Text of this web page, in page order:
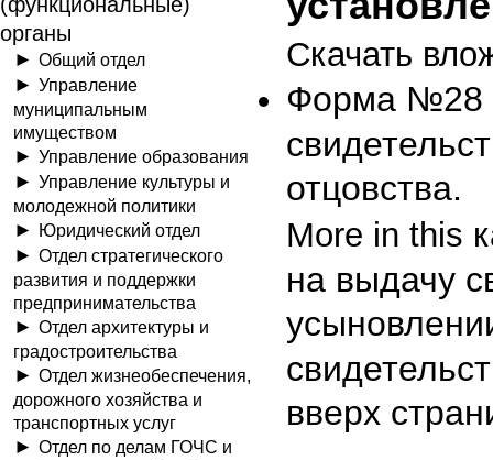
органы
Общий отдел
Управление
муниципальным
имуществом
Управление образования
Управление культуры и
молодежной политики
Юридический отдел
Отдел стратегического
развития и поддержки
предпринимательства
Отдел архитектуры и
градостроительства
Отдел жизнеобеспечения,
дорожного хозяйства и
транспортных услуг
Отдел по делам ГОЧС и
Скачать
Форма №28
отцовства.
More in this
на выдачу
вверх